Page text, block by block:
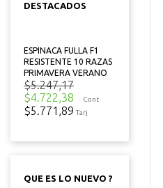
DESTACADOS
ESPINACA FULLA F1
RESISTENTE 10 RAZAS
PRIMAVERA VERANO
$5.247,17
$4.722,38
Cont
$5.771,89 Tarj
QUE ES LO NUEVO ?